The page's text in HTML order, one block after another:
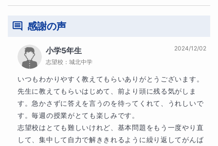
ギフテッドの親御さんが直面する課題
一般に、ギフテッドの子どもを育てる親御さんは、多くの
★ギフテッド⑧ 学習環境を整える
ギフテッドの子どもたちは、学校で通常の教科書のペース
感謝の声
小学5年生
志望校： 城北中学
2024/12/02
いつもわかりやすく教えてもらいありがとうございます。
先生に教えてもらいはじめて、前より頭に残る気がしま
す。急かさずに答えを言うのを待ってくれて、うれしいで
す。毎週の授業がとても楽しみです。
志望校はとても難しいけれど、基本問題をもう一度やり直
して、集中して自力で解ききれるように繰り返してがんば